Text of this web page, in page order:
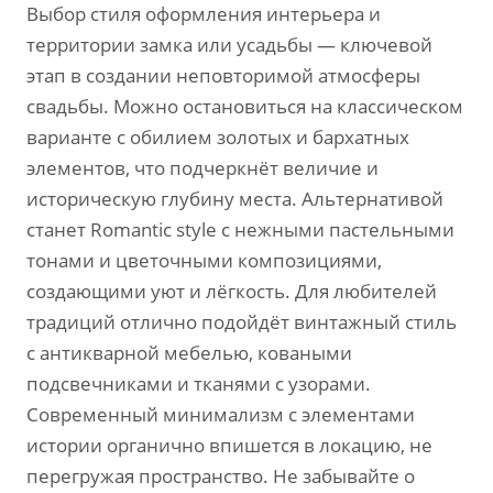
Выбор стиля оформления интерьера и
территории замка или усадьбы — ключевой
этап в создании неповторимой атмосферы
свадьбы. Можно остановиться на классическом
варианте с обилием золотых и бархатных
элементов‚ что подчеркнёт величие и
историческую глубину места. Альтернативой
станет Romantic style с нежными пастельными
тонами и цветочными композициями‚
создающими уют и лёгкость. Для любителей
традиций отлично подойдёт винтажный стиль
с антикварной мебелью‚ коваными
подсвечниками и тканями с узорами.
Современный минимализм с элементами
истории органично впишется в локацию‚ не
перегружая пространство. Не забывайте о